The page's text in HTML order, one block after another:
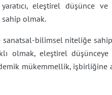
eleştirel düşünce
olmak.
sanatsal-bilimsel niteliğe
olmak, eleştirel düşünceye
mükemmellik, işbirliğine